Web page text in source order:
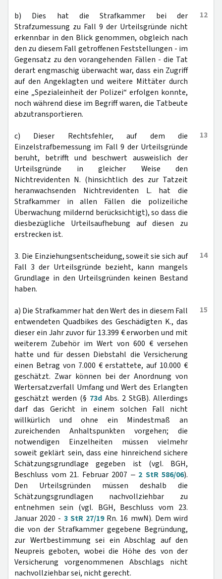
12
b) Dies hat die Strafkammer bei der
Strafzumessung zu Fall 9 der Urteilsgründe nicht
erkennbar in den Blick genommen, obgleich nach
den zu diesem Fall getroffenen Feststellungen - im
Gegensatz zu den vorangehenden Fällen - die Tat
derart engmaschig überwacht war, dass ein Zugriff
auf den Angeklagten und weitere Mittäter durch
eine „Spezialeinheit der Polizei“ erfolgen konnte,
noch während diese im Begriff waren, die Tatbeute
abzutransportieren.
13
c) Dieser Rechtsfehler, auf dem die
Einzelstrafbemessung im Fall 9 der Urteilsgründe
beruht, betrifft und beschwert ausweislich der
Urteilsgründe in gleicher Weise den
Nichtrevidenten N. (hinsichtlich des zur Tatzeit
heranwachsenden Nichtrevidenten L. hat die
Strafkammer in allen Fällen die polizeiliche
Überwachung mildernd berücksichtigt), so dass die
diesbezügliche Urteilsaufhebung auf diesen zu
erstrecken ist.
14
3. Die Einziehungsentscheidung, soweit sie sich auf
Fall 3 der Urteilsgründe bezieht, kann mangels
Grundlage in den Urteilsgründen keinen Bestand
haben.
15
a) Die Strafkammer hat den Wert des in diesem Fall
entwendeten Quadbikes des Geschädigten K., das
dieser ein Jahr zuvor für 13.399 € erworben und mit
weiterem Zubehör im Wert von 600 € versehen
hatte und für dessen Diebstahl die Versicherung
einen Betrag von 7.000 € erstattete, auf 10.000 €
geschätzt. Zwar können bei der Anordnung von
Wertersatzverfall Umfang und Wert des Erlangten
geschätzt werden (§ 73d Abs. 2 StGB). Allerdings
darf das Gericht in einem solchen Fall nicht
willkürlich und ohne ein Mindestmaß an
zureichenden Anhaltspunkten vorgehen; die
notwendigen Einzelheiten müssen vielmehr
soweit geklärt sein, dass eine hinreichend sichere
Schätzungsgrundlage gegeben ist (vgl. BGH,
Beschluss vom 21. Februar 2007 ‒ 2 StR 586/06).
Den Urteilsgründen müssen deshalb die
Schätzungsgrundlagen nachvollziehbar zu
entnehmen sein (vgl. BGH, Beschluss vom 23.
Januar 2020 - 3 StR 27/19Rn. 16 mwN). Dem wird
die von der Strafkammer gegebene Begründung,
zur Wertbestimmung sei ein Abschlag auf den
Neupreis geboten, wobei die Höhe des von der
Versicherung vorgenommenen Abschlags nicht
nachvollziehbar sei, nicht gerecht.